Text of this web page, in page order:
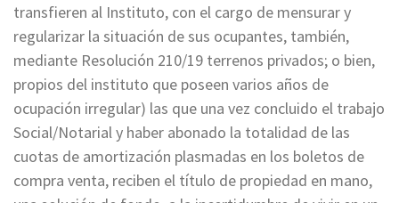
transfieren al Instituto, con el cargo de mensurar y
regularizar la situación de sus ocupantes, también,
mediante Resolución 210/19 terrenos privados; o bien,
propios del instituto que poseen varios años de
ocupación irregular) las que una vez concluido el trabajo
Social/Notarial y haber abonado la totalidad de las
cuotas de amortización plasmadas en los boletos de
compra venta, reciben el título de propiedad en mano,